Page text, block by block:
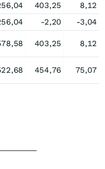
403,25
8,12
-2,20
-3,04
403,25 8,12
454,76 75,07